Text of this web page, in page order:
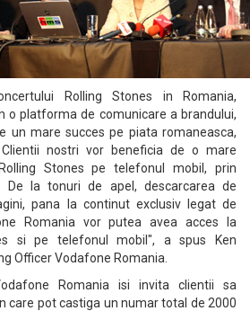
Rolling Stones in Romania,
o platforma de comunicare a brandului,
un mare succes pe piata romaneasca,
nostri vor beneficia de o mare
Stones pe telefonul mobil, prin
De la tonuri de apel, descarcarea de
pana la continut exclusiv legat de
Romania vor putea avea acces la
si pe telefonul mobil", a spus Ken
Officer Vodafone Romania.
Romania isi invita clientii sa
care pot castiga un numar total de 2000